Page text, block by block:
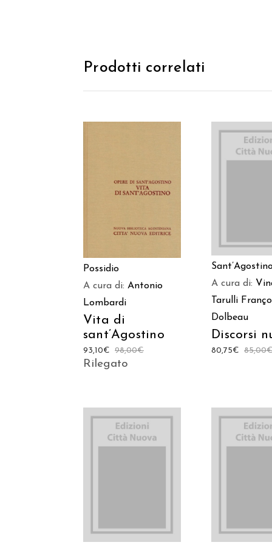
Prodotti correlati
AGGIUNGI AL
Possidio
A cura di: Antonio
Lombardi
Vita di
sant’Agostino
98,00€
93,10€
Rilegato
A cura di:
Tarulli
Dolbeau
Discorsi
85,00
80,75€